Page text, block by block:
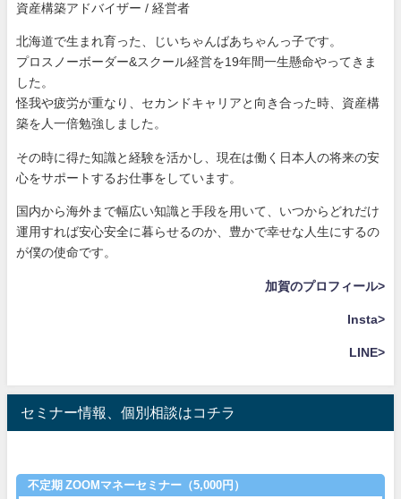
資産構築アドバイザー / 経営者
北海道で生まれ育った、じいちゃんばあちゃんっ子です。
プロスノーボーダー&スクール経営を19年間一生懸命やってきま
した。
怪我や疲労が重なり、セカンドキャリアと向き合った時、資産構
築を人一倍勉強しました。
その時に得た知識と経験を活かし、現在は働く日本人の将来の安
心をサポートするお仕事をしています。
国内から海外まで幅広い知識と手段を用いて、いつからどれだけ
運用すれば安心安全に暮らせるのか、豊かで幸せな人生にするの
が僕の使命です。
加賀のプロフィール>
Insta>
LINE>
セミナー情報、個別相談はコチラ
不定期 ZOOMマネーセミナー（5,000円）